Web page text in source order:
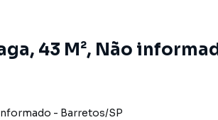
43 M², Não
- Barretos/SP